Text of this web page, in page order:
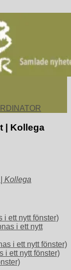
koordinera och
i arbete.
| Kollega
Kollega
i ett nytt fönster)
i ett nytt
i ett nytt fönster)
i ett nytt fönster)